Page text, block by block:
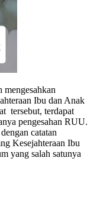
mengesahkan
Ibu dan Anak
tersebut, terdapat
pengesahan RUU.
catatan
Kesejahteraan Ibu
yang salah satunya